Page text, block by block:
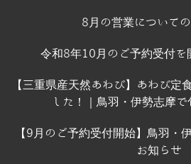
8月の営業について
令和8年10月のご予約受付を
【三重県産天然あわび】あわび定
した！｜鳥羽・伊勢志摩
【9月のご予約受付開始】鳥羽・
お知らせ